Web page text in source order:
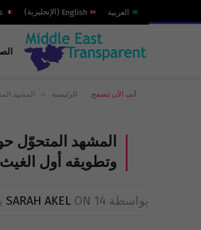
العربية English
( الإنجليزية)
أنت الآن تتصفح: الرئيسية » المشهد
المشهد المتحوّل
وتطويقه أول
بواسطة SARAH AKEL ON 14 يونيو 2013